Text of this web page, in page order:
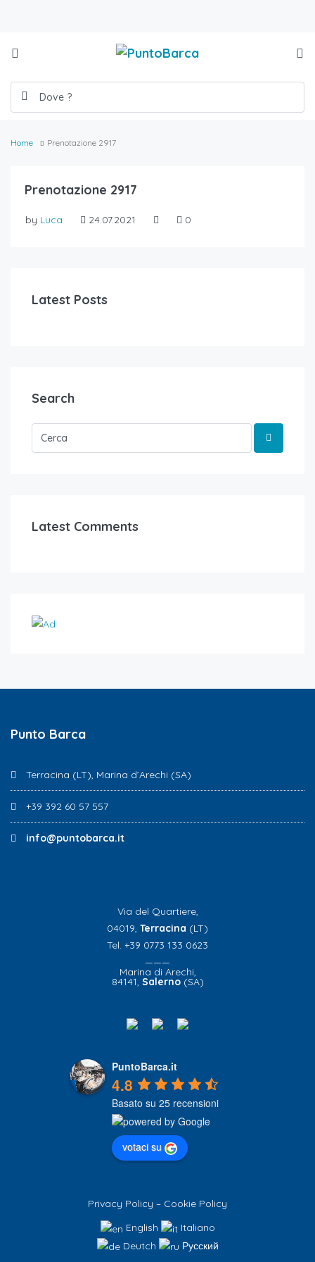
Home Prenotazione 2917
Prenotazione 2917
by Luca 24.07.2021 0
Latest Posts
Search
Latest Comments
Punto Barca
Terracina (LT), Marina d’Arechi (SA)
+39 392 60 57 557
info@puntobarca.it
Via del Quartiere,
04019, Terracina (LT)
Tel. +39 0773 133 0623
———
Marina di Arechi,
84141, Salerno(SA)
PuntoBarca.it
4.8
Basato su 25 recensioni
votaci su
Privacy Policy – Cookie Policy
English
Italiano
Deutch
Русский